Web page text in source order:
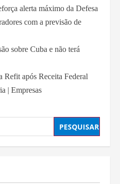
alerta máximo da Defesa
com a previsão de
sobre Cuba e não terá
Refit após Receita Federal
| Empresas